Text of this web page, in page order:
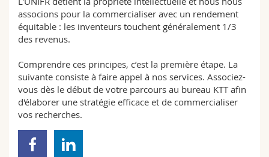
associons pour la commercialiser avec un rendement
équitable : les inventeurs touchent généralement 1/3
des revenus.
Comprendre ces principes, c’est la première étape. La
suivante consiste à faire appel à nos services. Associez-
vous dès le début de votre parcours au bureau KTT afin
d'élaborer une stratégie efficace et de commercialiser
vos recherches.